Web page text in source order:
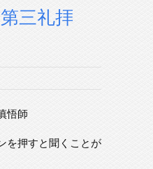
三礼拝
悟師
を押すと聞くことが